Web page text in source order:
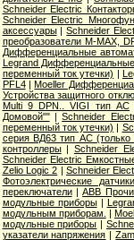
Schneider Electric
Schneider Electric
аксессуары|Schneider
преобразователи M-MAX,
Дифференциальные
Legrand
переменный ток утечки) |
PFL4|Moeller
Устройства защитного
Multi 9 DPN.. VIGI тип AС
Домовой""|Schneider
переменный ток утечки) |
серия ВД63 тип АС (только
контроллеры| Schneider
Schneider Electric
Zelio Logic 2 | Schneider
Фотоэлектрические датчики
переключатели|ABB
модульные приборы|
модульным приборам.
|
модульные приборы |
указатели напряжения |